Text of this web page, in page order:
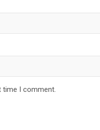
time I comment.